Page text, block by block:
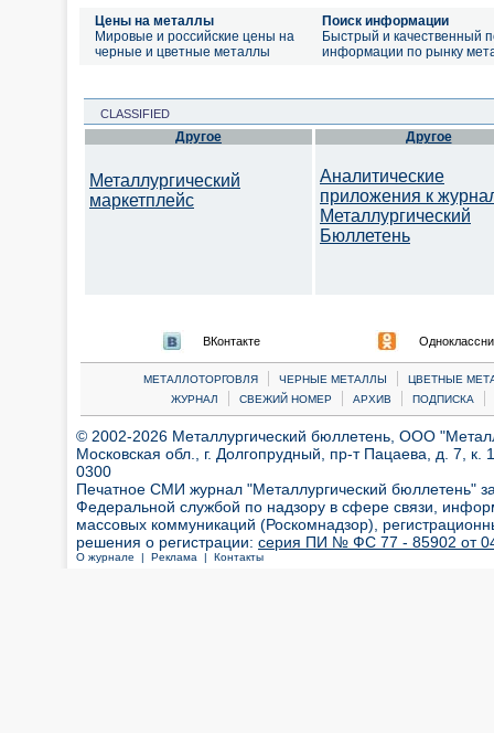
Цены на металлы
Мировые и российские цены на
черные и цветные металлы
Поиск информации
Быстрый и качественный
информации по рынку
CLASSIFIED
Другое
Металлургический
маркетплейс
Другое
Аналитические
приложения к
Металлургический
Бюллетень
ВКонтакте
МЕТАЛЛОТОРГОВЛЯ | ЧЕРНЫЕ МЕТАЛЛЫ |
ЦВЕТНЫЕ
ЖУРНАЛ
| СВЕЖИЙ НОМЕР | АРХИВ | ПОДПИСКА |
© 2002-2026 Металлургический бюллетень, ООО
Московская обл., г. Долгопрудный, пр-т Пацаева, д. 7,
0300
Печатное СМИ журнал "Металлургический бюллетень"
Федеральной службой по надзору в сфере связи,
массовых коммуникаций (Роскомнадзор),
решения о регистрации: серия ПИ № ФС 77 - 85902 от 04
О журнале | Реклама | Контакты